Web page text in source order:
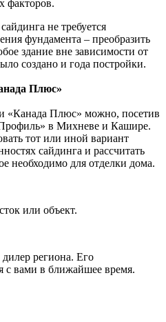
факторов.
не требуется
фундамента – преобразить
здание вне зависимости от
создано и года постройки.
Плюс»
«Канада Плюс» можно, посетив
в Михневе и Кашире.
тот или иной вариант
сайдинга и рассчитать
необходимо для отделки дома.
или объект.
региона. Его
с вами в ближайшее время.